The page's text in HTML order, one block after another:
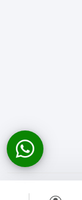
طراحی سایت